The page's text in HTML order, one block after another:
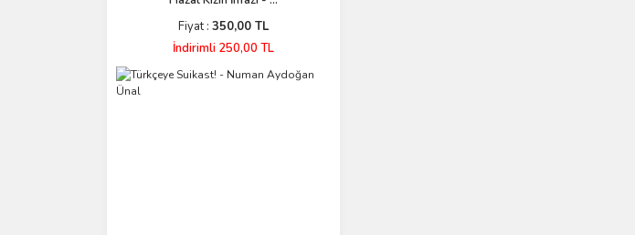
Fiyat : 350,00 TL
İndirimli 250,00 TL